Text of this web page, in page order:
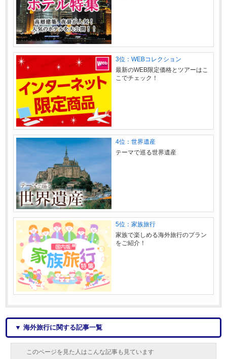
3位：WEBコレクション
最新のWEB限定価格とツアーはこ
こでチェック！
4位：世界遺産
テーマで巡る世界遺産
5位：家族旅行
家族で楽しめる海外旅行のプラン
をご紹介！
▼ 海外旅行に関する記事一覧
このページを見た人はこんな記事も見ています